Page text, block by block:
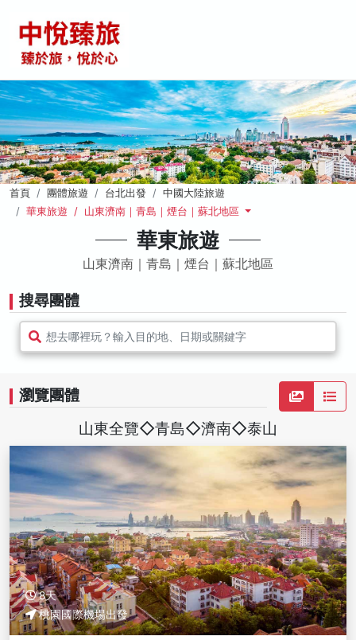
首頁 團體旅遊 台北出發
中國大陸旅遊
華東旅遊 / 山東濟南｜青島｜煙台｜蘇北地區
華東旅遊
山東濟南｜青島｜煙台｜蘇北地區
搜尋團體
想去哪裡玩？輸入目的地、日期或關鍵字
瀏覽團體
山東全覽◇青島◇濟南◇泰山
8天
桃園國際機場出發